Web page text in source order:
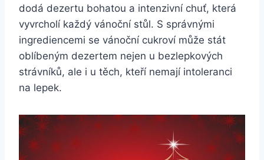
dodá dezertu bohatou a intenzivní chuť, která
vyvrcholí každý vánoční stůl. S správnými
ingrediencemi se vánoční cukroví může stát
oblíbeným dezertem nejen u bezlepkových
strávníků, ale i u těch, kteří nemají intoleranci
na lepek.